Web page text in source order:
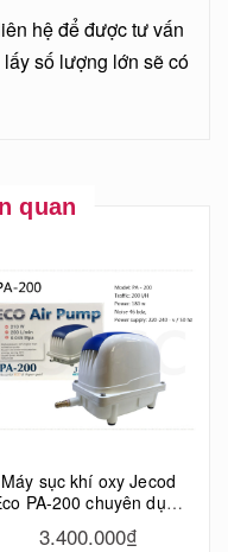
hệ để được tư vấn
số lượng lớn sẽ có
quan
Máy sục khí oxy Jecod
PA-200 chuyên dụng
3.400.000₫